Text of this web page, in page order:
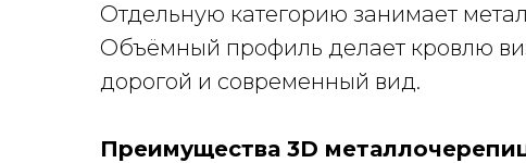
Отдельную категорию занимает
Объёмный профиль делает кровлю
дорогой и современный вид.
Преимущества 3D